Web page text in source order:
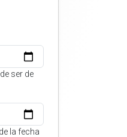
ser de
la fecha